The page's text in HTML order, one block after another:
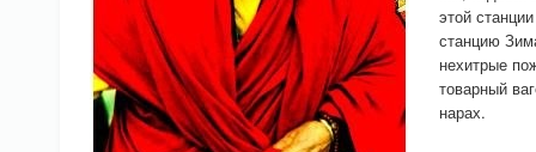
этой
станцию
нехитрые
товарный
нарах.